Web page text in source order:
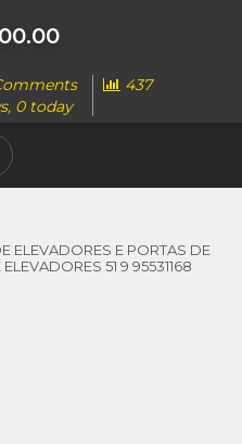
437
0 today
ELEVADORES E PORTAS DE
51 9 95531168